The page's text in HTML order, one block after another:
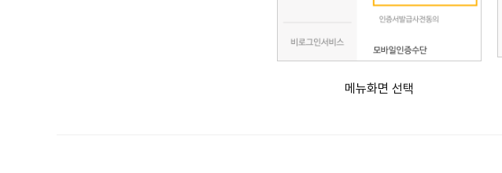
메뉴화면 선택